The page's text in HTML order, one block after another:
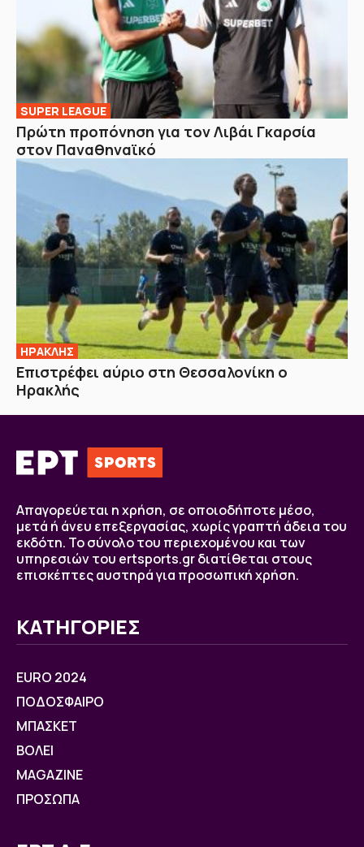
SUPER LEAGUE
Πρώτη προπόνηση για τον Λιβάι Γκαρσία
στον Παναθηναϊκό
ΗΡΑΚΛΗΣ
Επιστρέφει αύριο στη Θεσσαλονίκη ο
Ηρακλής
Απαγορεύεται η χρήση, σε οποιοδήποτε μέσο,
μετά ή άνευ επεξεργασίας, χωρίς γραπτή άδεια του
εκδότη. Το σύνολο του περιεχομένου και των
υπηρεσιών του ertsports.gr διατίθεται στους
επισκέπτες αυστηρά για προσωπική χρήση.
ΚΑΤΗΓΟΡΙΕΣ
EURO 2024
ΠΟΔΟΣΦΑΙΡΟ
ΜΠΑΣΚΕΤ
ΒOΛΕΙ
MAGAZINE
ΠΡΟΣΩΠΑ